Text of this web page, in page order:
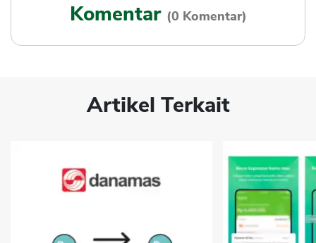
Komentar (0 Komentar)
Artikel Terkait